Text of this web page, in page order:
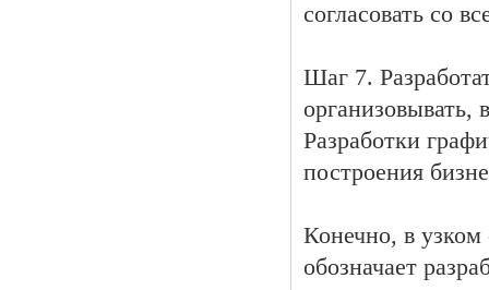
согласовать со
Шаг 7.
организовывать,
Разработки
построения
Конечно, в узком
обозначает